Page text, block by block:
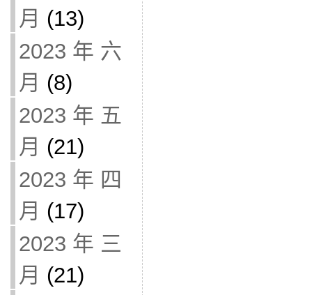
月 (13)
2023 年 六
月 (8)
2023 年 五
月 (21)
2023 年 四
月 (17)
2023 年 三
月 (21)